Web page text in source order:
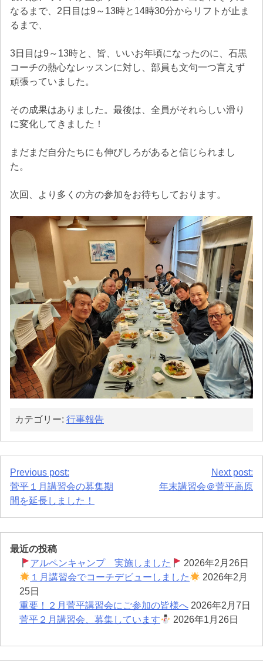
なるまで、2日目は9～13時と14時30分からリフトが止ま
るまで、
3日目は9～13時と、皆、いいお年頃になったのに、石黒
コーチの熱心なレッスンに対し、部員も文句一つ言えず
頑張っていました。
その成果はありました。最後は、全員がそれらしい滑り
に変化してきました！
まだまだ自分たちにも伸びしろがあると信じられまし
た。
次回、より多くの方の参加をお待ちしております。
カテゴリー: 行事報告
投
稿
ナ
ゲ
ー
シ
ョ
ン
Previous post:
菅平１月講習会の募集期
間を延長しました！
Next post:
年末講習会＠菅平高原
最近の投稿
アルペンキャンプ 実施しました
2026年2月26日
１月講習会でコーチデビューしました
2026年2月
25日
重要！２月菅平講習会にご参加の皆様へ 2026年2月7日
菅平２月講習会、募集しています
2026年1月26日